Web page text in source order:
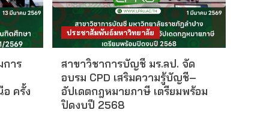
าร
ครั้ง
ประชาสัมพันธ์มหาวิทยาลัย
สาขาวิชาการบัญชี มร.ลป. จัด
อบรม CPD เสริมความรู้บัญชี–
อัปเดตกฎหมายภาษี เตรียมพร้อม
ปิดงบปี 2568